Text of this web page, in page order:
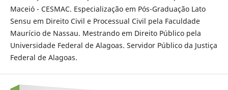
Maceió - CESMAC. Especialização em Pós-Graduação Lato
Sensu em Direito Civil e Processual Civil pela Faculdade
Maurício de Nassau. Mestrando em Direito Público pela
Universidade Federal de Alagoas. Servidor Público da Justiça
Federal de Alagoas.